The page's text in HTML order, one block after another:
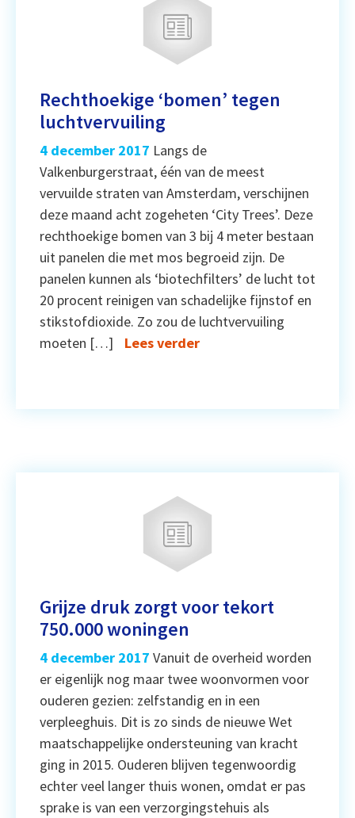
Rechthoekige ‘bomen’ tegen
luchtvervuiling
4 december 2017 Langs de
Valkenburgerstraat, één van de meest
vervuilde straten van Amsterdam, verschijnen
deze maand acht zogeheten ‘City Trees’. Deze
rechthoekige bomen van 3 bij 4 meter bestaan
uit panelen die met mos begroeid zijn. De
panelen kunnen als ‘biotechfilters’ de lucht tot
20 procent reinigen van schadelijke fijnstof en
stikstofdioxide. Zo zou de luchtvervuiling
moeten […]
Lees verder
Grijze druk zorgt voor tekort
750.000 woningen
4 december 2017 Vanuit de overheid worden
er eigenlijk nog maar twee woonvormen voor
ouderen gezien: zelfstandig en in een
verpleeghuis. Dit is zo sinds de nieuwe Wet
maatschappelijke ondersteuning van kracht
ging in 2015. Ouderen blijven tegenwoordig
echter veel langer thuis wonen, omdat er pas
sprake is van een verzorgingstehuis als